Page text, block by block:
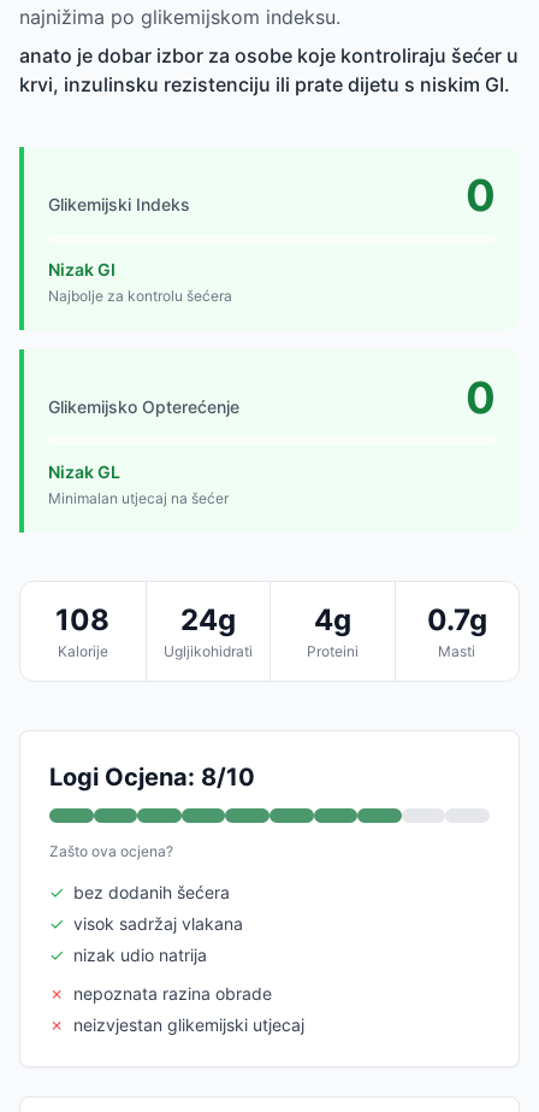
najnižima po glikemijskom indeksu.
anato je dobar izbor za osobe koje kontroliraju šećer u
krvi, inzulinsku rezistenciju ili prate dijetu s niskim GI.
Glikemijski Indeks 0
Nizak GI
Najbolje za kontrolu šećera
Glikemijsko Opterećenje 0
Nizak GL
Minimalan utjecaj na šećer
108
Kalorije
24g
Ugljikohidrati
4g
Proteini
0.7g
Masti
Logi Ocjena: 8/10
Zašto ova ocjena?
✓ bez dodanih šećera
✓ visok sadržaj vlakana
✓ nizak udio natrija
✗
nepoznata razina obrade
✗
neizvjestan glikemijski utjecaj